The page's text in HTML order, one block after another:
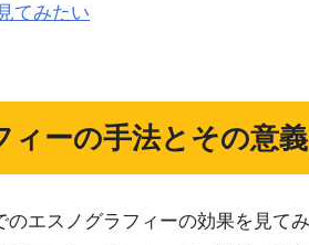
てみたい
ィーの手法とその意
のエスノグラフィーの効果を見て